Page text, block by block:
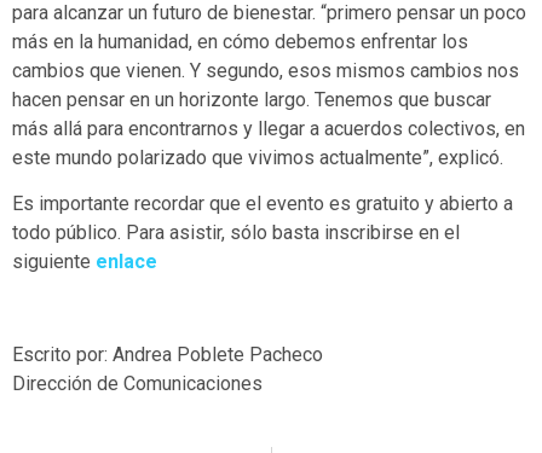
para alcanzar un futuro de bienestar. “primero pensar un poco
más en la humanidad, en cómo debemos enfrentar los
cambios que vienen. Y segundo, esos mismos cambios nos
hacen pensar en un horizonte largo. Tenemos que buscar
más allá para encontrarnos y llegar a acuerdos colectivos, en
este mundo polarizado que vivimos actualmente”, explicó.
Es importante recordar que el evento es gratuito y abierto a
todo público. Para asistir, sólo basta inscribirse en el
siguiente enlace
Escrito por: Andrea Poblete Pacheco
Dirección de Comunicaciones